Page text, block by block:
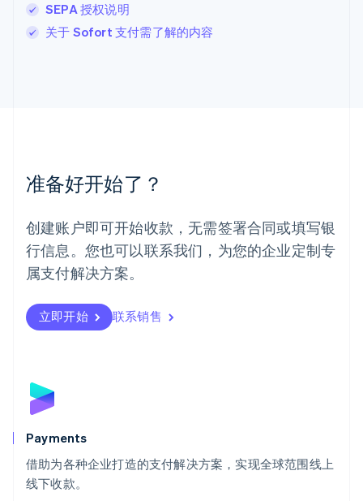
SEPA 授权说明
关于 Sofort 支付需了解的内容
准备好开始了？
创建账户即可开始收款，无需签署合同或填写银
行信息。您也可以联系我们，为您的企业定制专
属支付解决方案。
立即开始 联系销售
Payments
借助为各种企业打造的支付解决方案，实现全球范围线上
线下收款。
罗马尼亚
English
挪威
葡萄牙
Português English
日本
日本語English
瑞典
瑞士
DeutschFrançais
English
斯洛文尼亚
泰国
ไทยEnglish
希腊
English